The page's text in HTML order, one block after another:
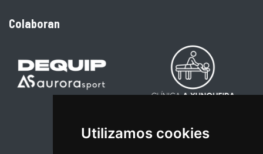
Utilizamos cookies
Colaboran